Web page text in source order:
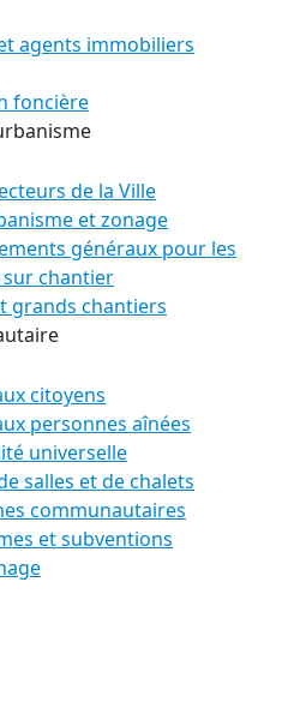
agents immobiliers
foncière
de la Ville
et zonage
généraux pour les
chantier
grands chantiers
citoyens
personnes aînées
universelle
salles et de chalets
communautaires
et subventions